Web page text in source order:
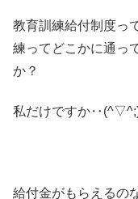
教育訓練給付制度っ
練ってどこかに通っ
か？
私だけですか
給付金がもらえるの